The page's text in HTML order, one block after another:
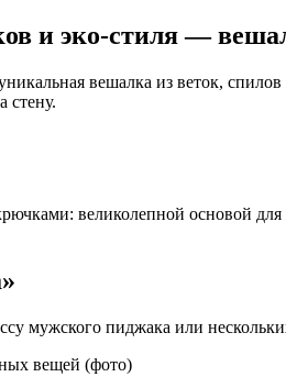
и эко-стиля —
вешалка из веток,
стену.
великолепной основой
мужского пиджака или
вещей (фото)